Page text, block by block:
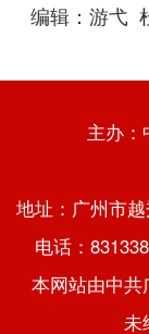
编辑：游弋
主办：
地址：广州市
电话：
本网站由中共
未